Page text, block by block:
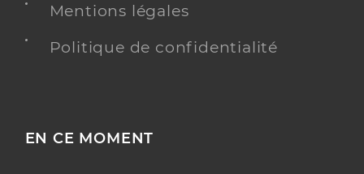
Mentions légales
Politique de confidentialité
EN CE MOMENT